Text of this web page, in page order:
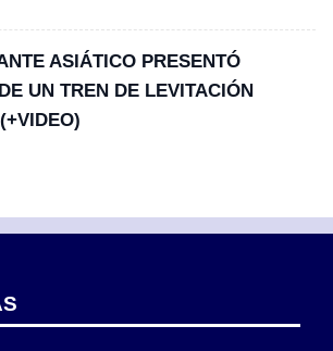
ASIÁTICO PRESENTÓ
UN TREN DE LEVITACIÓN